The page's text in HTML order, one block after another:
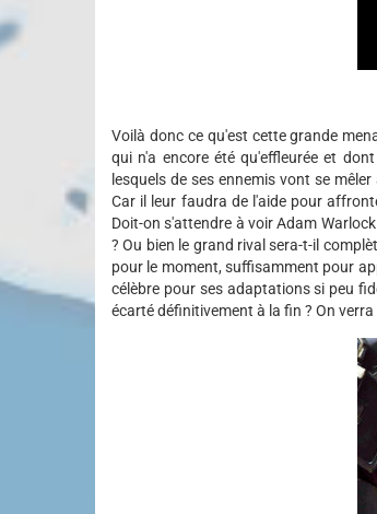
Voilà donc ce qu'est cette grande
qui n'a encore été qu'effleurée et
lesquels de ses ennemis vont se
Car il leur faudra de l'aide pour
Doit-on s'attendre à voir Adam
? Ou bien le grand rival sera-t-il
pour le moment, suffisamment pour
célèbre pour ses adaptations si peu
écarté définitivement à la fin ? On